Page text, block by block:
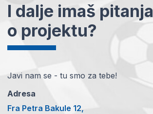
I dalje imaš pitanja
o projektu?
Javi nam se - tu smo za tebe!
Adresa
Fra Petra Bakule 12,